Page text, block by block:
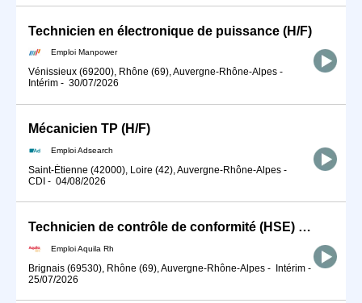
Technicien en électronique de puissance (H/F)
Emploi Manpower
Vénissieux (69200), Rhône (69), Auvergne-Rhône-Alpes -
Intérim - 30/07/2026
Mécanicien TP (H/F)
Emploi Adsearch
Saint-Étienne (42000), Loire (42), Auvergne-Rhône-Alpes -
CDI - 04/08/2026
Technicien de contrôle de conformité (HSE) H/F
Emploi Aquila Rh
Brignais (69530), Rhône (69), Auvergne-Rhône-Alpes - Intérim -
25/07/2026